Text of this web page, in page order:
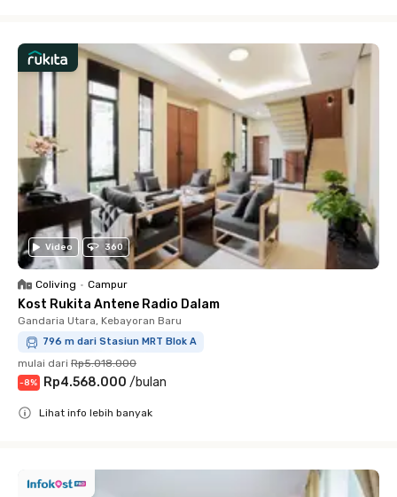
Video 360
Coliving • Campur
Kost Rukita Antene Radio Dalam
Gandaria Utara, Kebayoran Baru
796 m dari Stasiun MRT Blok A
mulai dari Rp5.018.000
-8% Rp4.568.000 /bulan
Lihat info lebih banyak